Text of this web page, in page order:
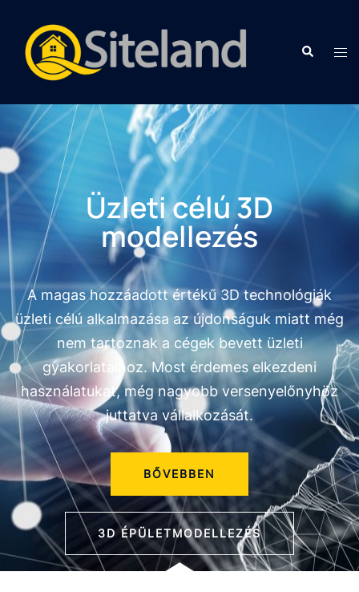
Üzleti célú 3D
modellezés
A magas hozzáadott értékű 3D technológiák
üzleti célú alkalmazása az újdonságuk miatt még
nem tartoznak a cégek bevett üzleti
gyakorlataihoz. Most érdemes elkezdeni
használatukat, még nagyobb versenyelőnyhöz
juttatva vállalkozását.
BŐVEBBEN
3D ÉPÜLETMODELLEZÉS